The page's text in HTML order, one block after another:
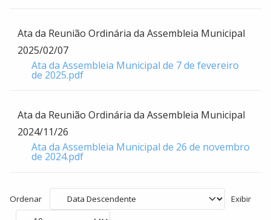
Ata da Reunião Ordinária da Assembleia Municipal
2025/02/07
Ata da Assembleia Municipal de 7 de fevereiro
de 2025.pdf
Ata da Reunião Ordinária da Assembleia Municipal
2024/11/26
Ata da Assembleia Municipal de 26 de novembro
de 2024.pdf
Ordenar Exibir